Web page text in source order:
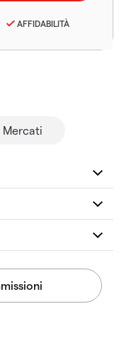
AFFIDABILITÀ
Mercati